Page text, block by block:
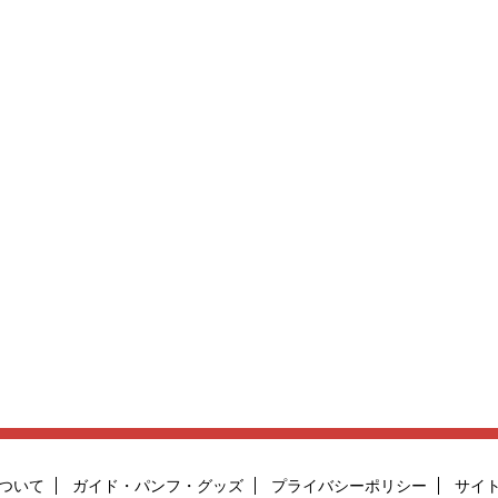
いて ガイド・パンフ・グッズ プライバシーポリシー サイ